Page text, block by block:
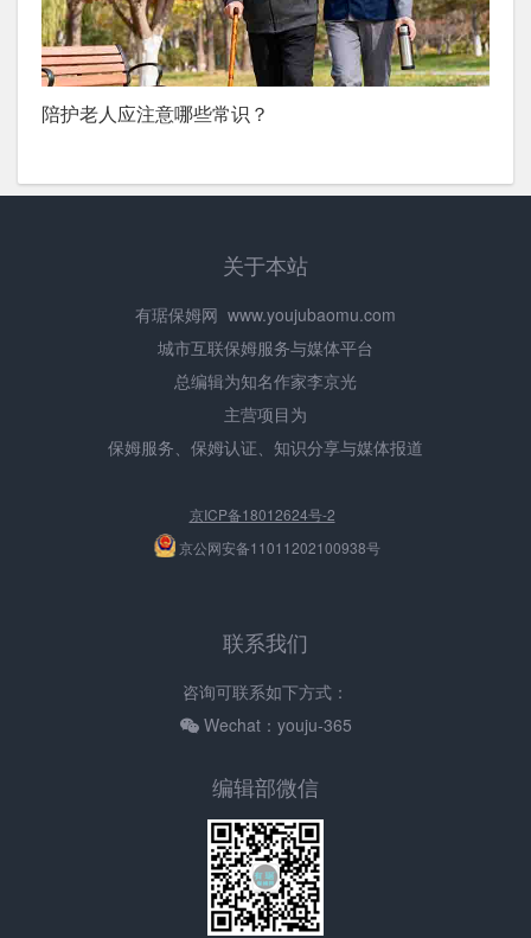
陪护老人应注意哪些常识？
关于本站
有琚保姆网 www.youjubaomu.com
城市互联保姆服务与媒体平台
总编辑为知名作家李京光
主营项目为
保姆服务、保姆认证、知识分享与媒体报道
京ICP备18012624号-2
京公网安备11011202100938号
联系我们
咨询可联系如下方式：
Wechat：youju-365
编辑部微信